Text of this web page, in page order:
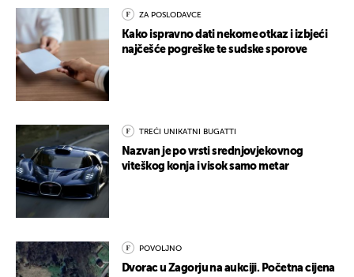
ZA POSLODAVCE
Kako ispravno dati nekome otkaz i izbjeći
najčešće pogreške te sudske sporove
TREĆI UNIKATNI BUGATTI
Nazvan je po vrsti srednjovjekovnog
viteškog konja i visok samo metar
POVOLJNO
Dvorac u Zagorju na aukciji. Početna cijena